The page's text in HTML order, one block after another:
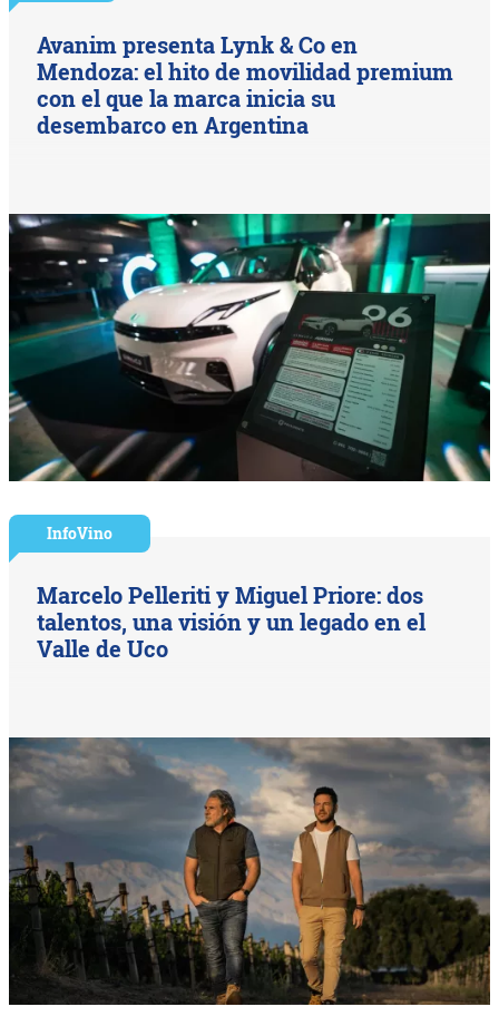
Avanim presenta Lynk & Co en
Mendoza: el hito de movilidad premium
con el que la marca inicia su
desembarco en Argentina
InfoVino
Marcelo Pelleriti y Miguel Priore: dos
talentos, una visión y un legado en el
Valle de Uco